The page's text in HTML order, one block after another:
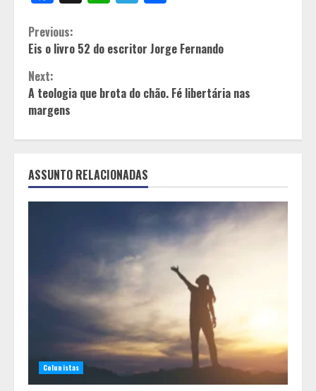
Continue
Reading
Previous:
Eis o livro 52 do escritor Jorge Fernando
Next:
A teologia que brota do chão. Fé libertária nas
margens
ASSUNTO RELACIONADAS
Colunistas